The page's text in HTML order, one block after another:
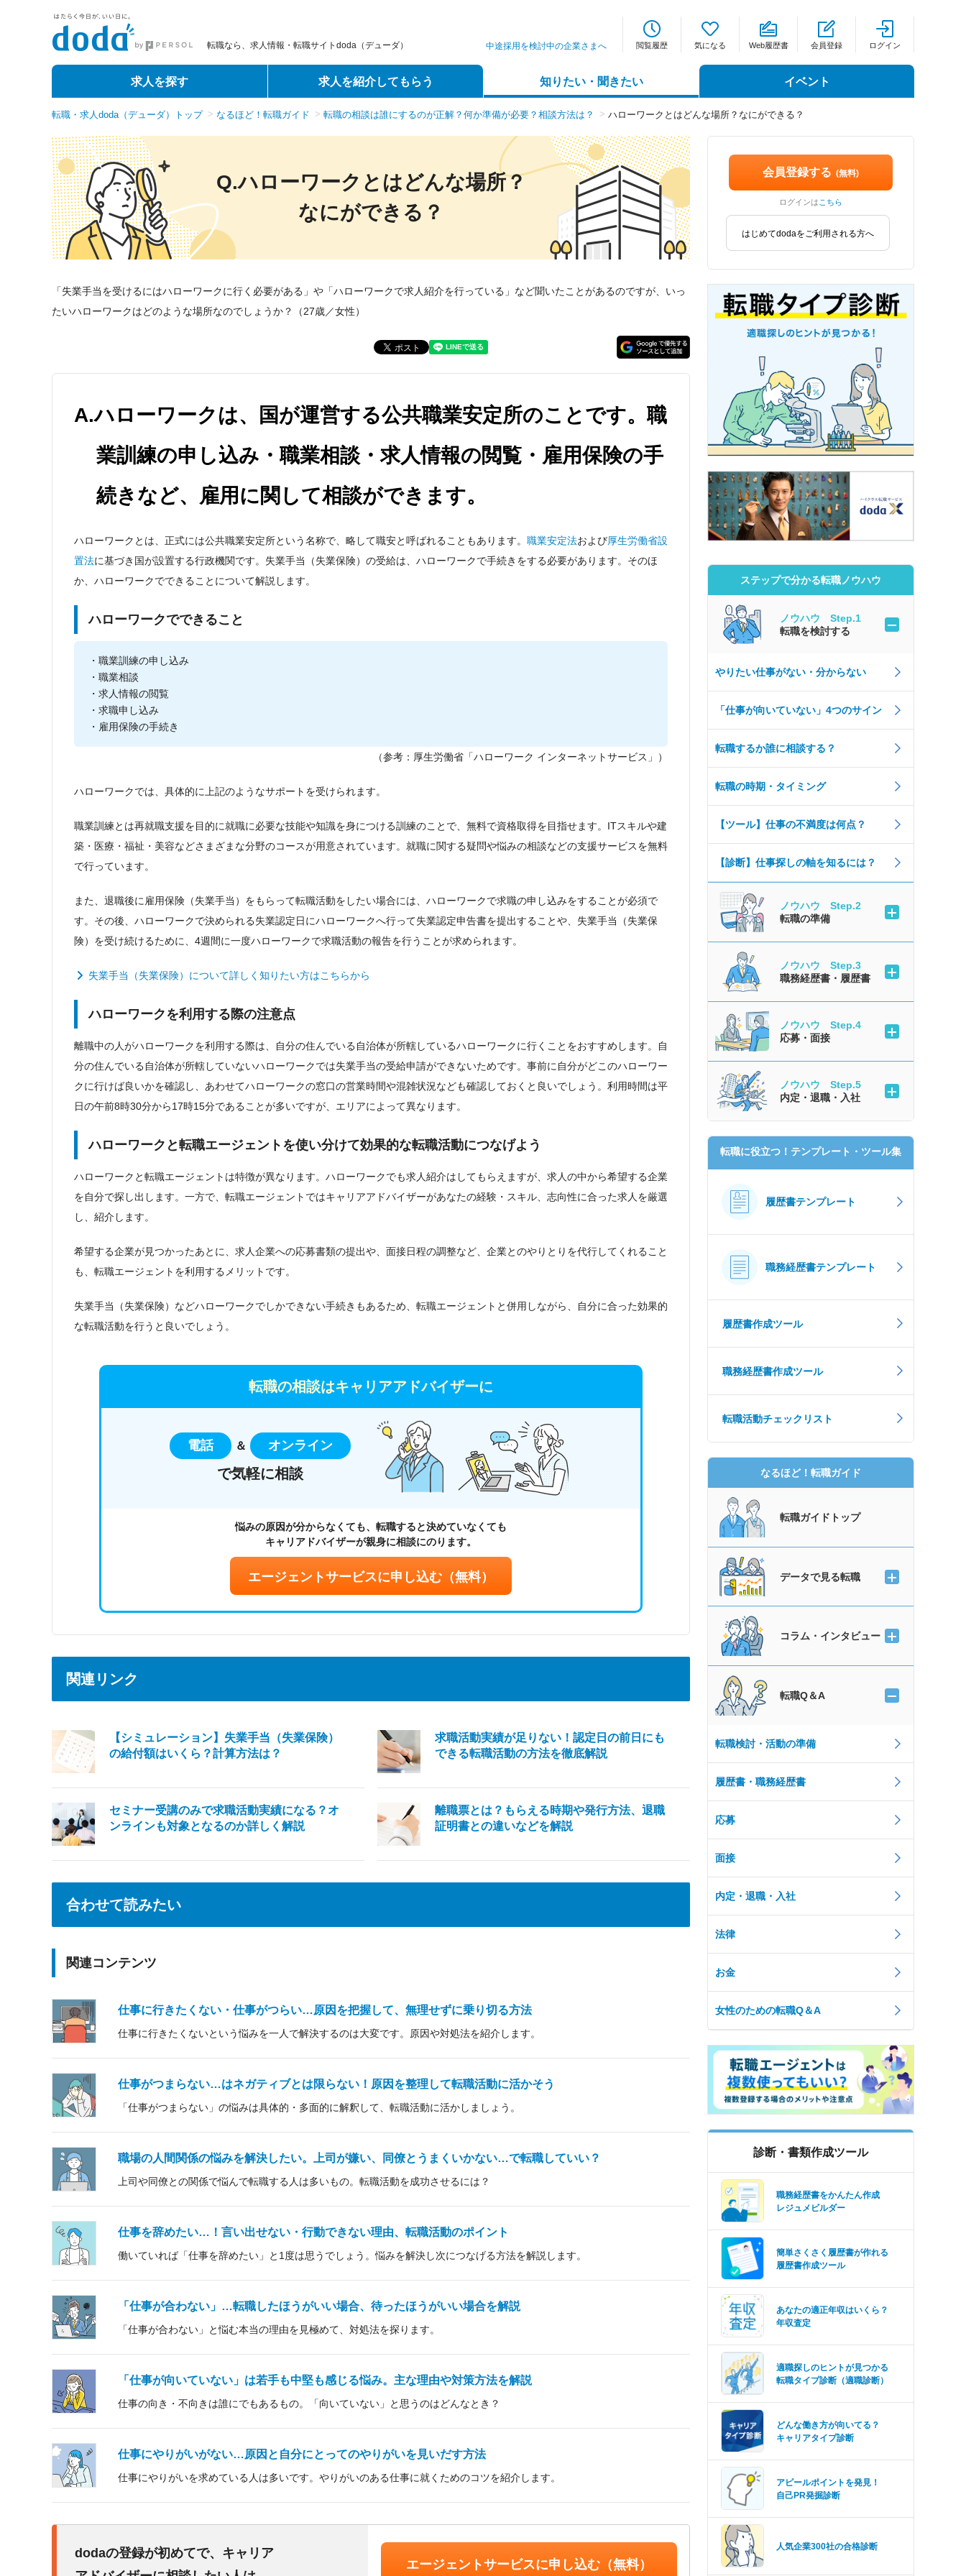
転職なら、求人情報・転職サイトdoda（デューダ） 閲覧履歴 気になる Web履歴書 会員登録 ログイン
中途採用を検討中の企業さまへ
求人を探す 求人を紹介してもらう 知りたい・聞きたい イベント
転職・求人doda（デューダ）トップ なるほど！転職ガイド 転職の相談は誰にするのが正解？何か準備が必要？相談方法は？ ハローワークとはどんな場所？なにができる？
Q.ハローワークとはどんな場所？
なにができる？
「失業手当を受けるにはハローワークに行く必要がある」や「ハローワークで求人紹介を行っている」など聞いたことがあるのですが、いっ
たいハローワークはどのような場所なのでしょうか？（27歳／女性）
A.ハローワークは、国が運営する公共職業安定所のことです。職
業訓練の申し込み・職業相談・求人情報の閲覧・雇用保険の手
続きなど、雇用に関して相談ができます。
ハローワークとは、正式には公共職業安定所という名称で、略して職安と呼ばれることもあります。 職業安定法および厚生労働省設
置法に基づき国が設置する行政機関です。失業手当（失業保険）の受給は、ハローワークで手続きをする必要があります。そのほ
か、ハローワークでできることについて解説します。
ハローワークでできること
・職業訓練の申し込み
・職業相談
・求人情報の閲覧
・求職申し込み
・雇用保険の手続き
（参考：厚生労働省「ハローワーク インターネットサービス」）
ハローワークでは、具体的に上記のようなサポートを受けられます。
職業訓練とは再就職支援を目的に就職に必要な技能や知識を身につける訓練のことで、無料で資格取得を目指せます。ITスキルや建
築・医療・福祉・美容などさまざまな分野のコースが用意されています。就職に関する疑問や悩みの相談などの支援サービスを無料
で行っています。
また、退職後に雇用保険（失業手当）をもらって転職活動をしたい場合には、ハローワークで求職の申し込みをすることが必須で
す。その後、ハローワークで決められる失業認定日にハローワークへ行って失業認定申告書を提出することや、失業手当（失業保
険）を受け続けるために、4週間に一度ハローワークで求職活動の報告を行うことが求められます。
失業手当（失業保険）について詳しく知りたい方はこちらから
ハローワークを利用する際の注意点
離職中の人がハローワークを利用する際は、自分の住んでいる自治体が所轄しているハローワークに行くことをおすすめします。自
分の住んでいる自治体が所轄していないハローワークでは失業手当の受給申請ができないためです。事前に自分がどこのハローワー
クに行けば良いかを確認し、あわせてハローワークの窓口の営業時間や混雑状況なども確認しておくと良いでしょう。利用時間は平
日の午前8時30分から17時15分であることが多いですが、エリアによって異なります。
ハローワークと転職エージェントを使い分けて効果的な転職活動につなげよう
ハローワークと転職エージェントは特徴が異なります。ハローワークでも求人紹介はしてもらえますが、求人の中から希望する企業
を自分で探し出します。一方で、転職エージェントではキャリアアドバイザーがあなたの経験・スキル、志向性に合った求人を厳選
し、紹介します。
希望する企業が見つかったあとに、求人企業への応募書類の提出や、面接日程の調整など、企業とのやりとりを代行してくれること
も、転職エージェントを利用するメリットです。
失業手当（失業保険）などハローワークでしかできない手続きもあるため、転職エージェントと併用しながら、自分に合った効果的
な転職活動を行うと良いでしょう。
転職の相談はキャリアアドバイザーに
電話 ＆ オンライン
で気軽に相談
悩みの原因が分からなくても、 転職すると決めていなくても
キャリアドバイザーが親身に相談にのります。
エージェントサービスに申し込む （無料）
関連リンク
【シミュレーション】失業手当（失業保険）
の給付額はいくら？計算方法は？
求職活動実績が足りない！認定日の前日にも
できる転職活動の方法を徹底解説
セミナー受講のみで求職活動実績になる？オ
ンラインも対象となるのか詳しく解説
離職票とは？もらえる時期や発行方法、退職
証明書との違いなどを解説
合わせて読みたい
関連コンテンツ
仕事に行きたくない・仕事がつらい…原因を把握して、無理せずに乗り切る方法
仕事に行きたくないという悩みを一人で解決するのは大変です。原因や対処法を紹介します。
仕事がつまらない…はネガティブとは限らない！原因を整理して転職活動に活かそう
「仕事がつまらない」の悩みは具体的・多面的に解釈して、転職活動に活かしましょう。
職場の人間関係の悩みを解決したい。上司が嫌い、同僚とうまくいかない…で転職していい？
上司や同僚との関係で悩んで転職する人は多いもの。転職活動を成功させるには？
仕事を辞めたい…！言い出せない・行動できない理由、転職活動のポイント
働いていれば「仕事を辞めたい」と1度は思うでしょう。悩みを解決し次につなげる方法を解説します。
「仕事が合わない」…転職したほうがいい場合、待ったほうがいい場合を解説
「仕事が合わない」と悩む本当の理由を見極めて、対処法を探ります。
「仕事が向いていない」は若手も中堅も感じる悩み。主な理由や対策方法を解説
仕事の向き・不向きは誰にでもあるもの。「向いていない」と思うのはどんなとき？
仕事にやりがいがない…原因と自分にとってのやりがいを見いだす方法
仕事にやりがいを求めている人は多いです。やりがいのある仕事に就くためのコツを紹介します。
dodaの登録が初めてで、キャリア
エージェントサービスに申し込む（無料）
会員登録する (無料)
ログインは こちら
はじめてdodaをご利用される方へ
ステップで分かる転職ノウハウ
ノウハウ Step.1
転職を検討する
やりたい仕事がない・分からない
「仕事が向いていない」4つのサイン
転職するか誰に相談する？
転職の時期・タイミング
【ツール】仕事の不満度は何点？
【診断】仕事探しの軸を知るには？
ノウハウ Step.2
転職の準備
ノウハウ Step.3
職務経歴書・履歴書
ノウハウ Step.4
応募・面接
ノウハウ Step.5
内定・退職・入社
転職に役立つ！テンプレート・ツール集
履歴書テンプレート
職務経歴書テンプレート
履歴書作成ツール
職務経歴書作成ツール
転職活動チェックリスト
なるほど！転職ガイド
転職ガイドトップ
データで見る転職
コラム・インタビュー
転職Q＆A
転職検討・活動の準備
履歴書・職務経歴書
応募
面接
内定・退職・入社
法律
お金
女性のための転職Q＆A
診断・書類作成ツール
職務経歴書をかんたん作成
レジュメビルダー
簡単さくさく履歴書が作れる
履歴書作成ツール
あなたの適正年収はいくら？
年収査定
適職探しのヒントが見つかる
転職タイプ診断（適職診断）
どんな働き方が向いてる？
キャリアタイプ診断
アピールポイントを発見！
自己PR発掘診断
人気企業300社の合格診断